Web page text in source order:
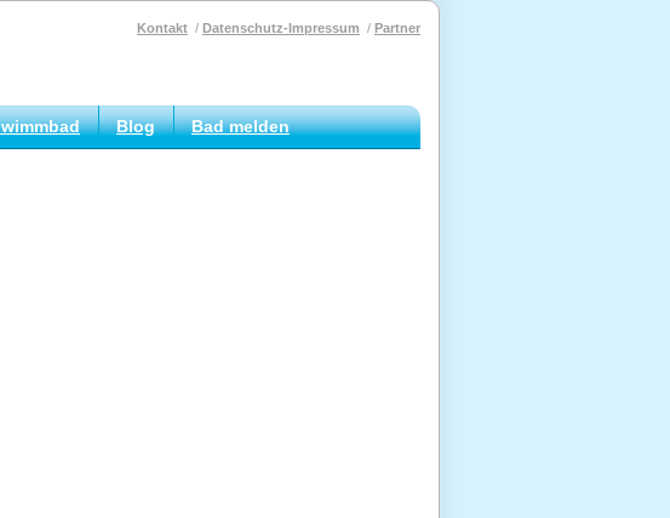
Kontakt Datenschutz-Impressum Partner
Blog Bad melden